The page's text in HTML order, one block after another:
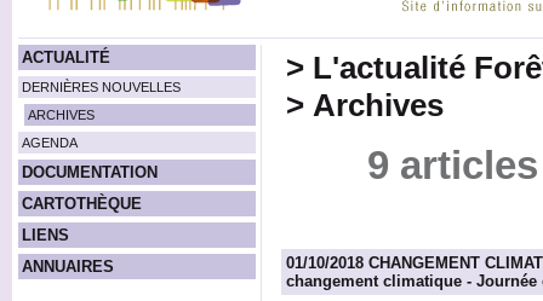
ACTUALITÉ
DERNIÈRES NOUVELLES
ARCHIVES
AGENDA
DOCUMENTATION
CARTOTHÈQUE
LIENS
ANNUAIRES
> L'actualité
> Archives
9
01/10/2018 CHANGEMENT
changement climatique - Journée